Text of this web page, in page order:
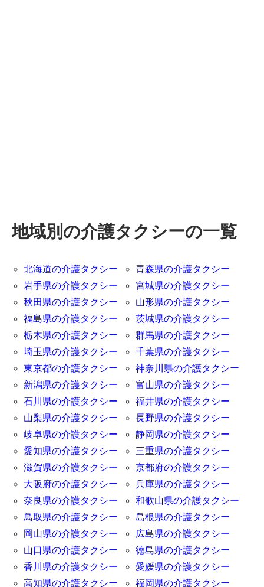
地域別の介護タクシーの一覧
北海道の介護タクシー
青森県の介護タクシー
岩手県の介護タクシー
宮城県の介護タクシー
秋田県の介護タクシー
山形県の介護タクシー
福島県の介護タクシー
茨城県の介護タクシー
栃木県の介護タクシー
群馬県の介護タクシー
埼玉県の介護タクシー
千葉県の介護タクシー
東京都の介護タクシー
神奈川県の介護タクシー
新潟県の介護タクシー
富山県の介護タクシー
石川県の介護タクシー
福井県の介護タクシー
山梨県の介護タクシー
長野県の介護タクシー
岐阜県の介護タクシー
静岡県の介護タクシー
愛知県の介護タクシー
三重県の介護タクシー
滋賀県の介護タクシー
京都府の介護タクシー
大阪府の介護タクシー
兵庫県の介護タクシー
奈良県の介護タクシー
和歌山県の介護タクシー
鳥取県の介護タクシー
島根県の介護タクシー
岡山県の介護タクシー
広島県の介護タクシー
山口県の介護タクシー
徳島県の介護タクシー
香川県の介護タクシー
愛媛県の介護タクシー
高知県の介護タクシー
福岡県の介護タクシー